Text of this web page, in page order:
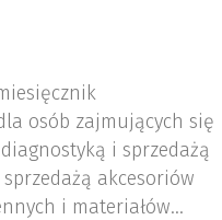
osób zajmujących się
i sprzedażą
akcesoriów
i materiałów